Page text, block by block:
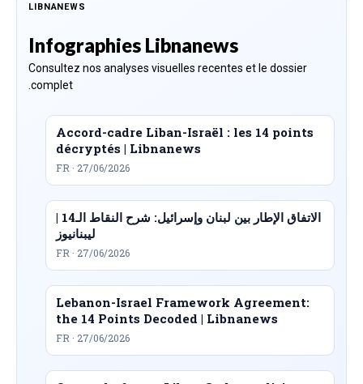
LIBNANEWS
Infographies Libnanews
Consultez nos analyses visuelles recentes et le dossier
complet.
Accord-cadre Liban-Israël : les 14 points
décryptés | Libnanews
FR · 27/06/2026
الاتفاق الإطار بين لبنان وإسرائيل: شرح النقاط الـ14 |
ليبنانيوز
FR · 27/06/2026
Lebanon-Israel Framework Agreement:
the 14 Points Decoded | Libnanews
FR · 27/06/2026